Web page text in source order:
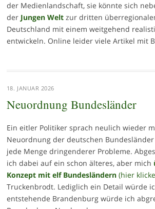
der Medienlandschaft, sie könnte sich
der Jungen Weltzur dritten
Deutschland mit einem weitgehend
entwickeln. Online leider viele Artikel mit
18. JANUAR 2026
Neuordnung Bundesländer
Ein eitler Politiker sprach neulich wieder
Neuordnung der deutschen
jede Menge dringenderer Probleme.
ich dabei auf ein schon älteres, aber mich
Konzept mit elf Bundesländern(hier
Truckenbrodt. Lediglich ein Detail würde
entstehende Brandenburg würde ich